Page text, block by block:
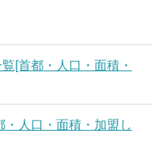
[首都・人口・面積・
・人口・面積・加盟し